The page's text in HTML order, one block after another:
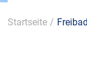
Startseite /